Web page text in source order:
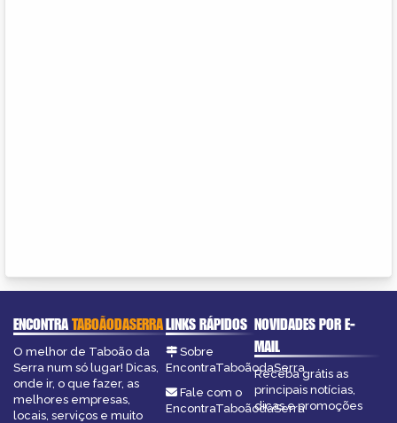
ENCONTRATABOÃODASERRA
O melhor de Taboão da
Serra num só lugar! Dicas,
onde ir, o que fazer, as
melhores empresas,
locais, serviços e muito
LINKS RÁPIDOS
Sobre
EncontraTaboãodaSerra
Fale com o
EncontraTaboãodaSerra
NOVIDADES POR E-
MAIL
Receba grátis as
principais notícias,
dicas e promoções